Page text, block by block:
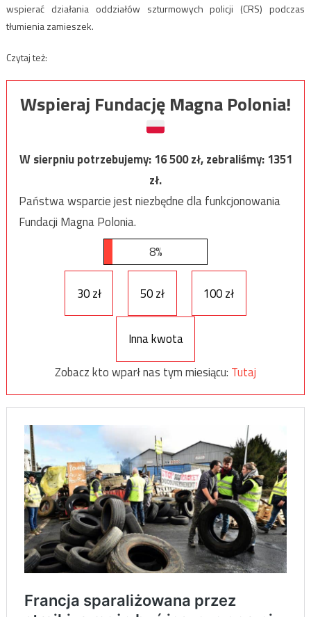
wspierać działania oddziałów szturmowych policji (CRS) podczas
tłumienia zamieszek.
Czytaj też:
Wspieraj Fundację Magna Polonia!
W sierpniu potrzebujemy:16 500zł, zebraliśmy:1351
zł.
Państwa wsparcie jest niezbędne dla funkcjonowania
Fundacji Magna Polonia.
8%
30 zł 50 zł 100 zł
Inna kwota
Zobacz kto wparł nas tym miesiącu: Tutaj